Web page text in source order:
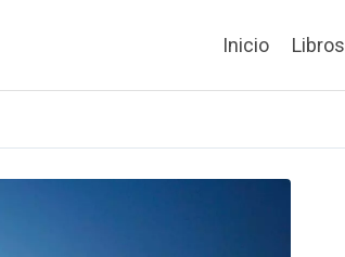
Inicio Libros